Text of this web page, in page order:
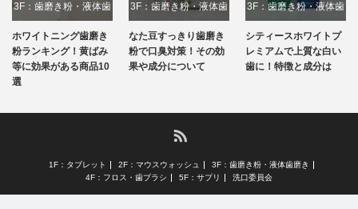
3F：歯磨き粉・液体歯
磨き
ホワイトニング歯磨き
粉ランキング！黄ばみ
等に効果がある商品10
選
3F：歯磨き粉・液体歯
磨き
なた豆すっきり歯磨き
粉で口臭対策！その効
果や成分について
3F：歯磨き粉・液体歯
磨き
シティースホワイトプ
レミアムで上質な白い
歯に！特徴と成分は
1F：タブレット 2F：マウスウォッシュ
3F：歯磨き粉・液体歯磨き
4F：フロス・歯ブラシ
5F：サプリ 洗口委員会